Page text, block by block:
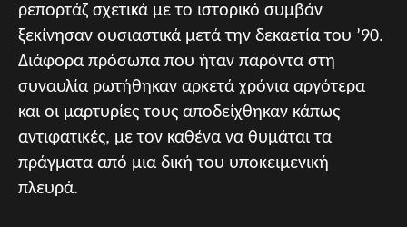
ρεπορτάζ σχετικά με το ιστορικό συμβάν
ξεκίνησαν ουσιαστικά μετά την δεκαετία του ’90.
Διάφορα πρόσωπα που ήταν παρόντα στη
συναυλία ρωτήθηκαν αρκετά χρόνια αργότερα
και οι μαρτυρίες τους αποδείχθηκαν κάπως
αντιφατικές, με τον καθένα να θυμάται τα
πράγματα από μια δική του υποκειμενική
πλευρά.